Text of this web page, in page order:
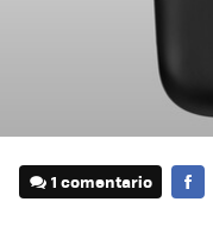
1 comentario